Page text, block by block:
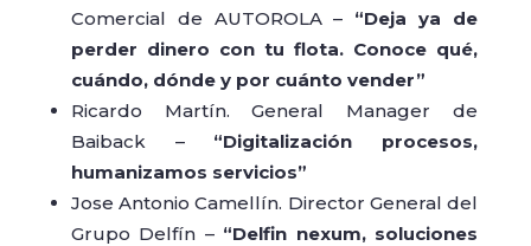
Comercial de AUTOROLA – “Deja ya de
perder dinero con tu flota. Conoce qué,
cuándo, dónde y por cuánto vender”
Ricardo Martín. General Manager de
Baiback – “Digitalización procesos,
humanizamos servicios”
Jose Antonio Camellín. Director General del
Grupo Delfín – “Delfin nexum, soluciones